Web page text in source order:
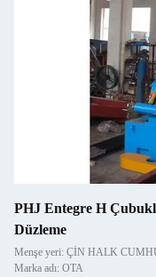
PHJ Entegre H
Düzleme
Menşe yeri: ÇİN HALK
Marka adı: OTA